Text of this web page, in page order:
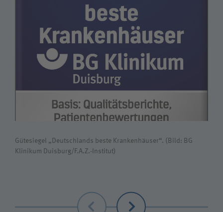
Gütesiegel „Deutschlands beste Krankenhäuser“. (Bild: BG
Klinikum Duisburg/F.A.Z.-Institut)
Zurück Weiter